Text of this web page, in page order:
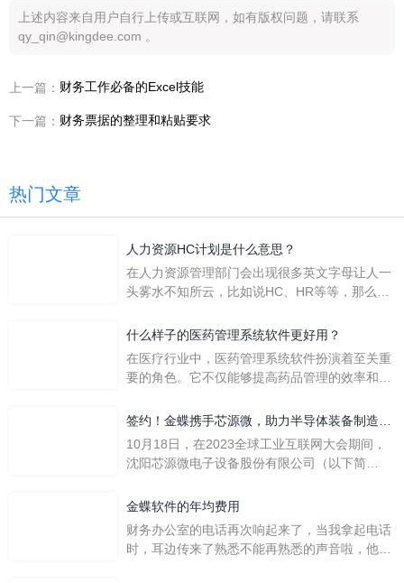
上述内容来自用户自行上传或互联网，如有版权问题，请联系
qy_qin@kingdee.com 。
上一篇： 财务工作必备的Excel技能
下一篇： 财务票据的整理和粘贴要求
热门文章
人力资源HC计划是什么意思？
在人力资源管理部门会出现很多英文字母让人一
头雾水不知所云，比如说HC、HR等等，那么它
么呢？
什么样子的医药管理系统软件更好用？
在医疗行业中，医药管理系统软件扮演着至关重
要的角色。它不仅能够提高药品管理的效率和准
一个好用的医药管理系统软件应具备以下特点。
地进行操作。 复杂的
签约！金蝶携手芯源微，助力半导体装备制造领
先企业迈向世界
10月18日，在2023全球工业互联网大会期间，
沈阳芯源微电子设备股份有限公司（以下简
下简称“金蝶”）在辽宁沈阳签署战略合作协议。
营管控平台，从而实现公司产研一体化、业财一
体化，提升公司整体业务水平。
金蝶软件的年均费用
财务办公室的电话再次响起来了，当我拿起电话
时，耳边传来了熟悉不能再熟悉的声音啦，他就